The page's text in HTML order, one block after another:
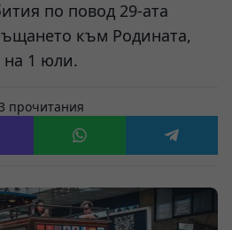
по повод 29-ата
към Родината,
на 1 юли.
прочитания